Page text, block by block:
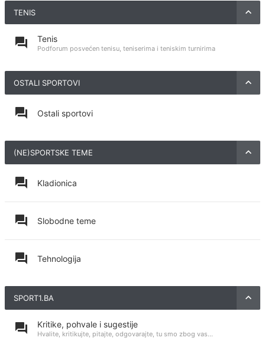
TENIS
Tenis
Podforum posvećen tenisu, teniserima i teniskim turnirima
OSTALI SPORTOVI
Ostali sportovi
(NE)SPORTSKE TEME
Kladionica
Slobodne teme
Tehnologija
SPORT1.BA
Kritike, pohvale i sugestije
Hvalite, kritikujte, pitajte, odgovarajte, tu smo zbog vas...